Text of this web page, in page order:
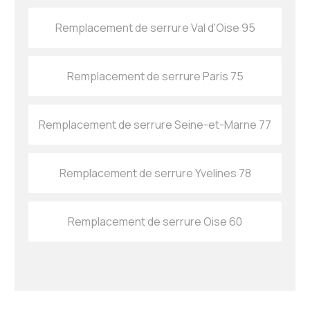
Remplacement de serrure Val d'Oise 95
Remplacement de serrure Paris 75
Remplacement de serrure Seine-et-Marne 77
Remplacement de serrure Yvelines 78
Remplacement de serrure Oise 60